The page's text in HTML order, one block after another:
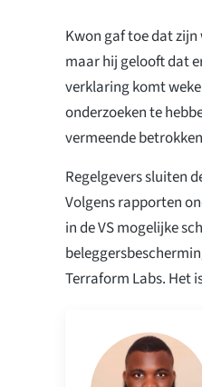
Kwon gaf toe dat
maar hij gelooft dat
verklaring komt
onderzoeken te
vermeende
Regelgevers sluiten
Volgens rapporten
in de VS mogelijke
Terraform Labs. Het